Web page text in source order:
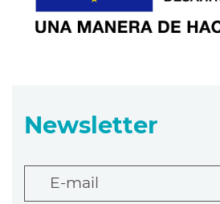
Newsletter
E-mail